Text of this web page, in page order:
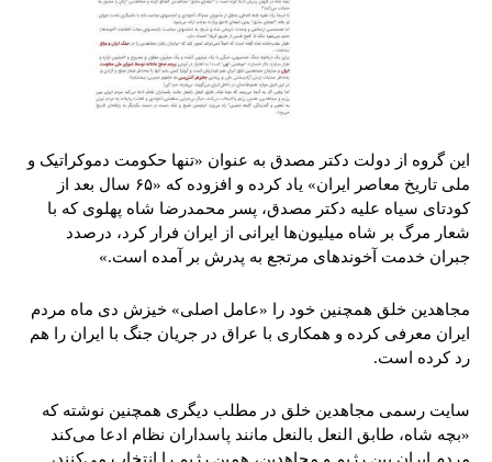
این گروه از دولت دکتر مصدق به عنوان «تنها حکومت دموکراتیک و
ملی تاریخ معاصر ایران» یاد کرده و افزوده که «۶۵ سال بعد از
کودتای سیاه علیه دکتر مصدق، پسر محمدرضا شاه پهلوی که با
شعار مرگ بر شاه میلیون‌ها ایرانی از ایران فرار کرد، درصدد
جبران خدمت آخوندهای مرتجع به پدرش بر آمده است.»
مجاهدین خلق همچنین خود را «عامل اصلی» خیزش دی ماه مردم
ایران معرفی کرده و همکاری با عراق در جریان جنگ با ایران را هم
رد کرده است.
سایت رسمی مجاهدین خلق در مطلب دیگری همچنین نوشته که
«بچه شاه، طابق النعل بالنعل مانند پاسداران نظام ادعا می‌کند